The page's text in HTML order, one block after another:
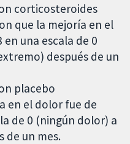
corticosteroides
que la mejoría en el
una escala de 0
después de un
placebo
en el dolor fue de
de 0 (ningún dolor) a
de un mes.